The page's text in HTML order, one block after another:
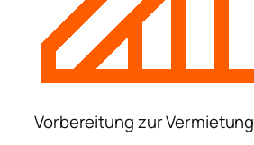
Vorbereitung zur Vermietung